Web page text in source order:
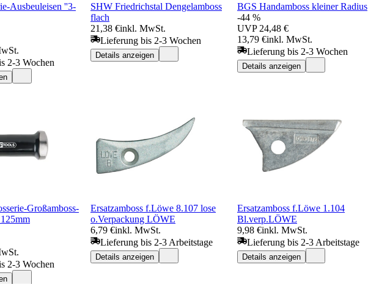
Ausbeuleisen ''3-
2-3 Wochen
SHW Friedrichstal Dengelamboss
flach
21,38 €inkl. MwSt.
Lieferung bis 2-3 Wochen
Details anzeigen
BGS Handamboss kleiner Radius
-44 %
UVP 24,48 €
13,79 €inkl. MwSt.
Lieferung bis 2-3 Wochen
Details anzeigen
Großamboss-
2-3 Wochen
Ersatzamboss f.Löwe 8.107 lose
o.Verpackung LÖWE
6,79 €inkl. MwSt.
Lieferung bis 2-3 Arbeitstage
Details anzeigen
Ersatzamboss f.Löwe 1.104
Bl.verp.LÖWE
9,98 €inkl. MwSt.
Lieferung bis 2-3 Arbeitstage
Details anzeigen